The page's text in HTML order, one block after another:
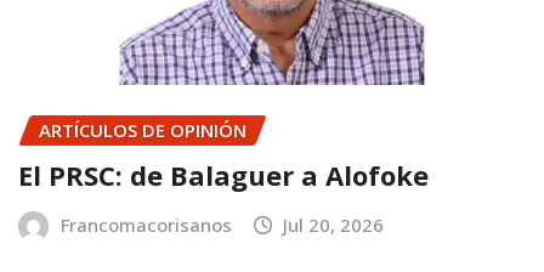
ARTÍCULOS DE OPINIÓN
El PRSC: de Balaguer a Alofoke
Francomacorisanos Jul 20, 2026